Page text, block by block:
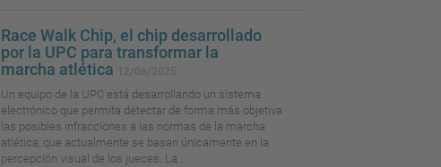
Race Walk Chip, el chip desarrollado
por la UPC para transformar la
marcha atlética
Un equipo de la UPC está desarrollando un sistema
electrónico que permita detectar de forma más objetiva
las posibles infracciones a las normas de la marcha
atlética, que actualmente se basan únicamente en la
percepción visual de los jueces. La...